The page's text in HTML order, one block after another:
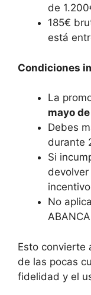
de
185€
está
Condiciones
La
mayo
Debes
durante
Si
No
Esto convierte
de las pocas
fidelidad y el